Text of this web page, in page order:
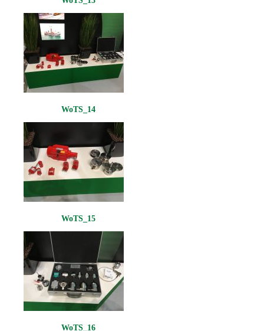
WoTS_14
WoTS_15
WoTS_16